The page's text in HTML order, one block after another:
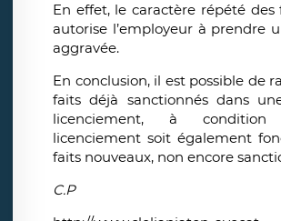
En effet, le caractère répété des
autorise l’employeur à prendre
aggravée.
En conclusion, il est possible de
faits déjà sanctionnés dans
licenciement, à
licenciement soit également
faits nouveaux, non encore
C.P